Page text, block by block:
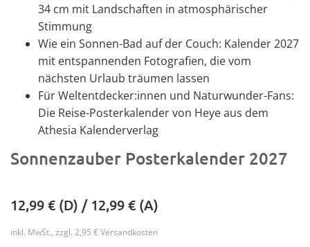
34 cm mit Landschaften in atmosphärischer
Stimmung
Wie ein Sonnen-Bad auf der Couch: Kalender 2027
mit entspannenden Fotografien, die vom
nächsten Urlaub träumen lassen
Für Weltentdecker:innen und Naturwunder-Fans:
Die Reise-Posterkalender von Heye aus dem
Athesia Kalenderverlag
Sonnenzauber Posterkalender 2027
12,99€ (D) / 12,99€ (A)
inkl. MwSt., zzgl. 2,95 € Versandkosten